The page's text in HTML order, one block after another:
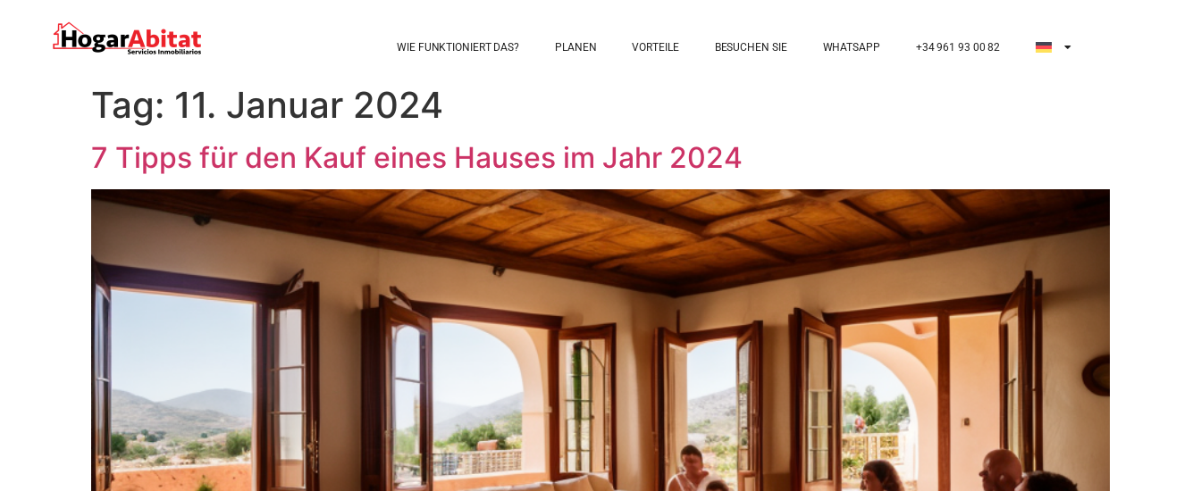
WIE FUNKTIONIERT DAS? PLANEN VORTEILE BESUCHEN SIE WHATSAPP +34 961 93 00 82
Tag: 11. Januar 2024
7 Tipps für den Kauf eines Hauses im Jahr 2024